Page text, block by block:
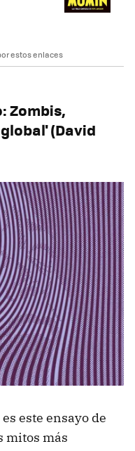
estos enlaces
Zombis,
(David
este ensayo de
mitos más